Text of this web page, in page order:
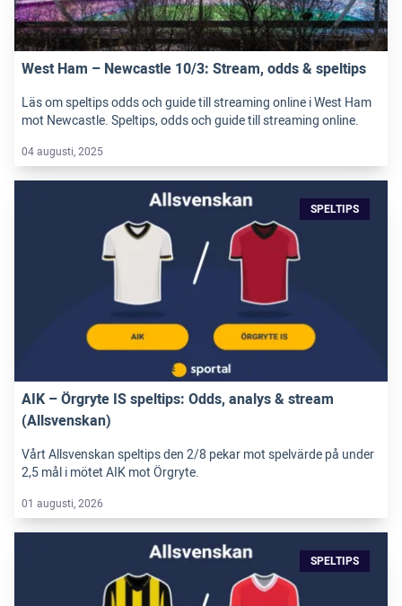
West Ham – Newcastle 10/3: Stream, odds & speltips
Läs om speltips odds och guide till streaming online i West Ham
mot Newcastle. Speltips, odds och guide till streaming online.
04 augusti, 2025
SPELTIPS
AIK – Örgryte IS speltips: Odds, analys & stream
(Allsvenskan)
Vårt Allsvenskan speltips den 2/8 pekar mot spelvärde på under
2,5 mål i mötet AIK mot Örgryte.
01 augusti, 2026
SPELTIPS